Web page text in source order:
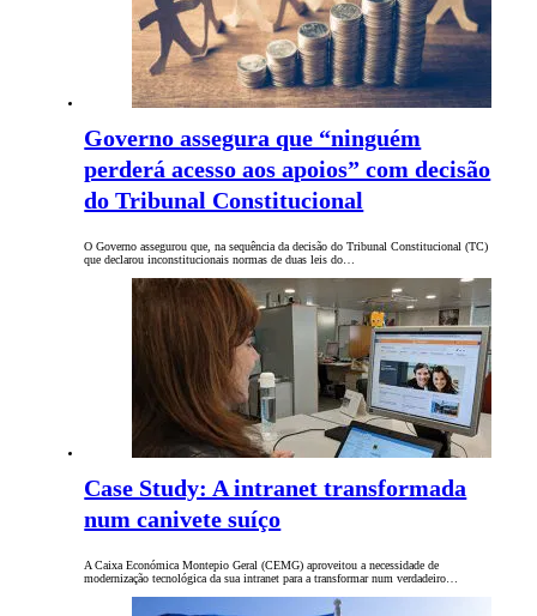
Governo assegura que “ninguém
perderá acesso aos apoios” com decisão
do Tribunal Constitucional
O Governo assegurou que, na sequência da decisão do Tribunal Constitucional (TC)
que declarou inconstitucionais normas de duas leis do…
Case Study: A intranet transformada
num canivete suíço
A Caixa Económica Montepio Geral (CEMG) aproveitou a necessidade de
modernização tecnológica da sua intranet para a transformar num verdadeiro…